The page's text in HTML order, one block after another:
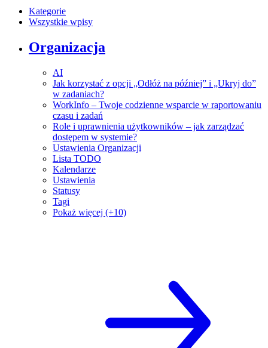
Kategorie
Wszystkie wpisy
Organizacja
AI
Jak korzystać z opcji „Odłóż na później” i „Ukryj do”
w zadaniach?
WorkInfo – Twoje codzienne wsparcie w raportowaniu
czasu i zadań
Role i uprawnienia użytkowników – jak zarządzać
dostępem w systemie?
Ustawienia Organizacji
Lista TODO
Kalendarze
Ustawienia
Statusy
Tagi
Pokaż więcej (+10)